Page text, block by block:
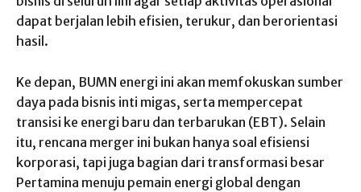
dapat berjalan lebih efisien, terukur, dan berorientasi
hasil.
Ke depan, BUMN energi ini akan memfokuskan sumber
daya pada bisnis inti migas, serta mempercepat
transisi ke energi baru dan terbarukan (EBT). Selain
itu, rencana merger ini bukan hanya soal efisiensi
korporasi, tapi juga bagian dari transformasi besar
Pertamina menuju pemain energi global dengan